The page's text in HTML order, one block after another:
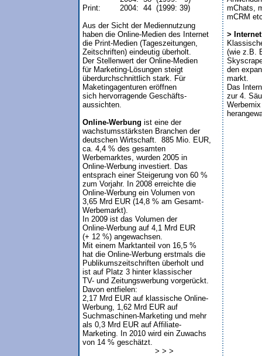
Print:	2004:  44  (1999: 39)
Aus der Sicht der Mediennutzung
haben die Online-Medien des Internet
die Print-Medien (Tageszeitungen,
Zeitschriften) eindeutig überholt.
Der Stellenwert der Online-Medien
für Marketing-Lösungen steigt
überdurchschnittlich stark. Für
Maketingagenturen eröffnen
sich hervorragende Geschäfts-
aussichten.
Online-Werbung ist eine der
wachstumsstärksten Branchen der
deutschen Wirtschaft.  885 Mio. EUR,
ca. 4,4 % des gesamten
Werbemarktes, wurden 2005 in
Online-Werbung investiert. Das
entsprach einer Steigerung von 60 %
zum Vorjahr. In 2008 erreichte die
Online-Werbung ein Volumen von
3,65 Mrd EUR (14,8 % am Gesamt-
Werbemarkt).
In 2009 ist das Volumen der
Online-Werbung auf 4,1 Mrd EUR
(+ 12 %) angewachsen.
Mit einem Marktanteil von 16,5 %
hat die Online-Werbung erstmals die
Publikumszeitschriften überholt und
ist auf Platz 3 hinter klassischer
TV- und Zeitungswerbung vorgerückt.
Davon entfielen:
2,17 Mrd EUR auf klassische Online-
Werbung, 1,62 Mrd EUR auf
Suchmaschinen-Marketing und mehr
als 0,3 Mrd EUR auf Affiliate-
Marketing. In 2010 wird ein Zuwachs
von 14 % geschätzt.
                               > > >
mChats,
mCRM
>
(wie z.B.
den
markt.
Das
zur 4.